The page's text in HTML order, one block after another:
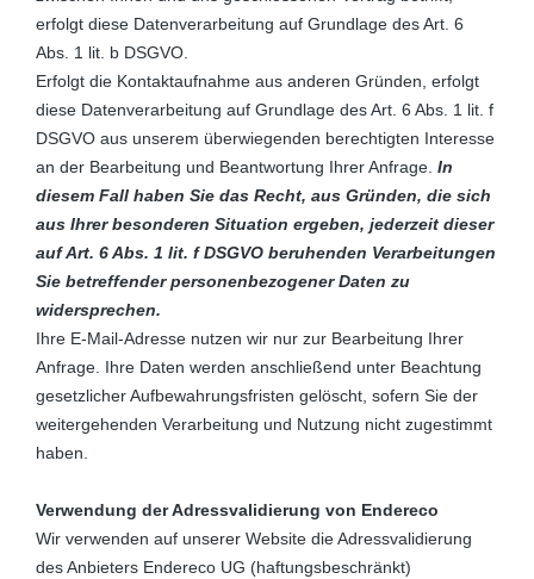
erfolgt diese Datenverarbeitung auf Grundlage des Art. 6
Abs. 1 lit. b DSGVO.
Erfolgt die Kontaktaufnahme aus anderen Gründen, erfolgt
diese Datenverarbeitung auf Grundlage des Art. 6 Abs. 1 lit. f
DSGVO aus unserem überwiegenden berechtigten Interesse
an der Bearbeitung und Beantwortung Ihrer Anfrage. In
diesem Fall haben Sie das Recht, aus Gründen, die sich
aus Ihrer besonderen Situation ergeben, jederzeit dieser
auf Art. 6 Abs. 1 lit. f DSGVO beruhenden Verarbeitungen
Sie betreffender personenbezogener Daten zu
widersprechen.
Ihre E-Mail-Adresse nutzen wir nur zur Bearbeitung Ihrer
Anfrage. Ihre Daten werden anschließend unter Beachtung
gesetzlicher Aufbewahrungsfristen gelöscht, sofern Sie der
weitergehenden Verarbeitung und Nutzung nicht zugestimmt
haben.
Verwendung der Adressvalidierung von Endereco
Wir verwenden auf unserer Website die Adressvalidierung
des Anbieters Endereco UG (haftungsbeschränkt)